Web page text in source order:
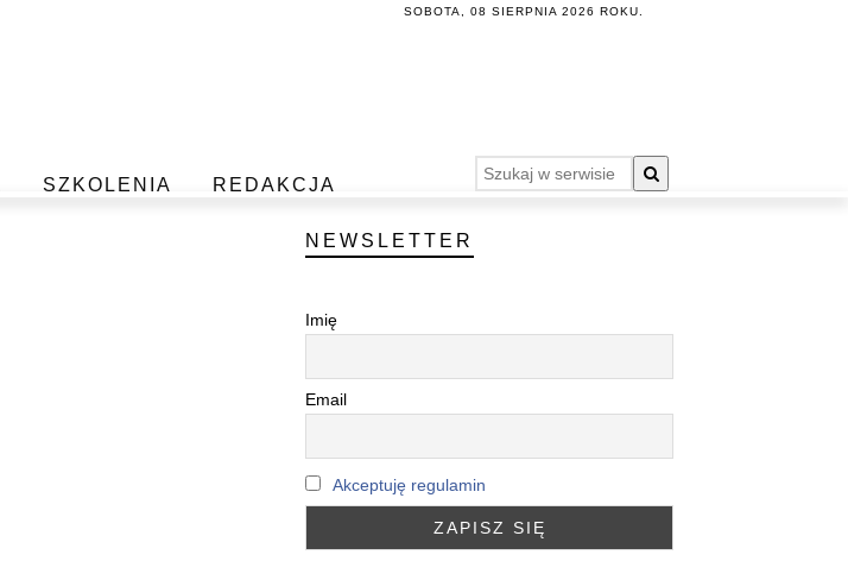
SOBOTA, 08 SIERPNIA 2026 ROKU.
SZKOLENIA REDAKCJA
NEWSLETTER
Imię
Email
Akceptuję regulamin